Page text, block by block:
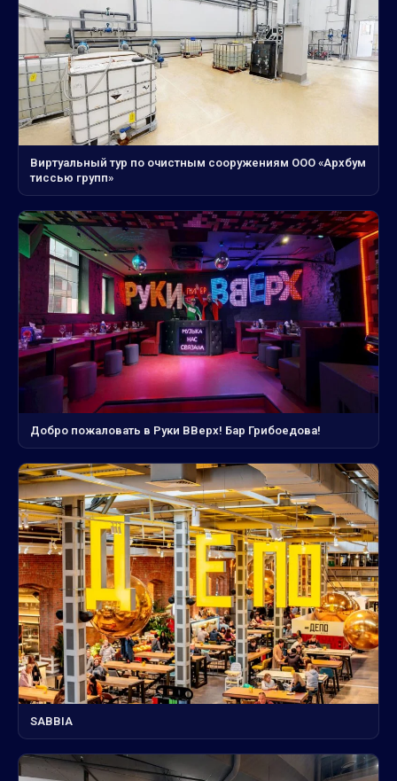
Виртуальный тур по очистным сооружениям ООО «Архбум
тиссью групп»
Добро пожаловать в Руки ВВерх! Бар Грибоедова!
SABBIA